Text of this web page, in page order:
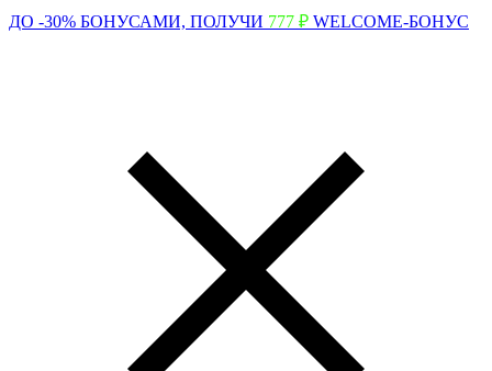
ДО -30% БОНУСАМИ, ПОЛУЧИ 777 ₽ WELCOME-БОНУС